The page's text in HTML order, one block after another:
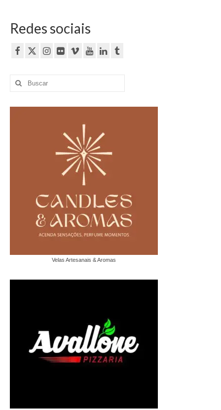
Redes sociais
Buscar
por:
Velas Artesanais & Aromas